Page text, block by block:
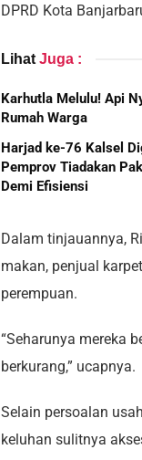
DPRD Kota
Lihat Juga :
Karhutla Melulu! Api
Rumah Warga
Harjad ke-76 Kalsel
Pemprov Tiadakan
Demi Efisiensi
Dalam tinjauannya,
makan, penjual
perempuan.
“Seharunya mereka
berkurang,” ucapnya.
Selain persoalan
keluhan sulitnya